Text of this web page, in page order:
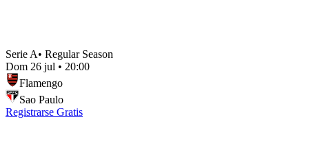
Serie A• Regular Season
Dom 26 jul • 20:00
Flamengo
Sao Paulo
Registrarse Gratis